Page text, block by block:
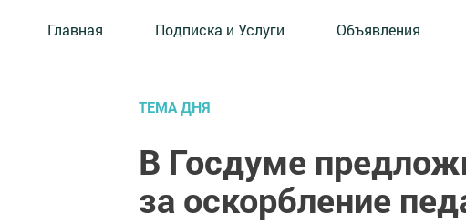
Главная Подписка и Услуги Объявления
ТЕМА ДНЯ
В Госдуме
за оскорбление